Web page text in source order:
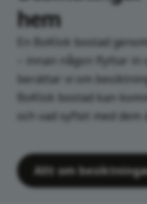
hem
En BoKlok bostad
– innan någon flyttar
berättar vi om
BoKlok bostad kan
och vad syftet med dem
Allt om